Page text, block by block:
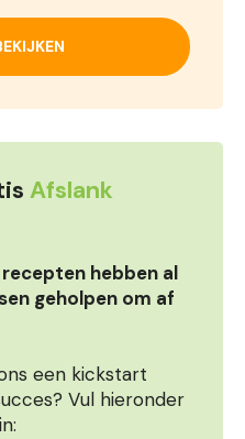
Afslank
hebben al
geholpen om af
een kickstart
Vul hieronder